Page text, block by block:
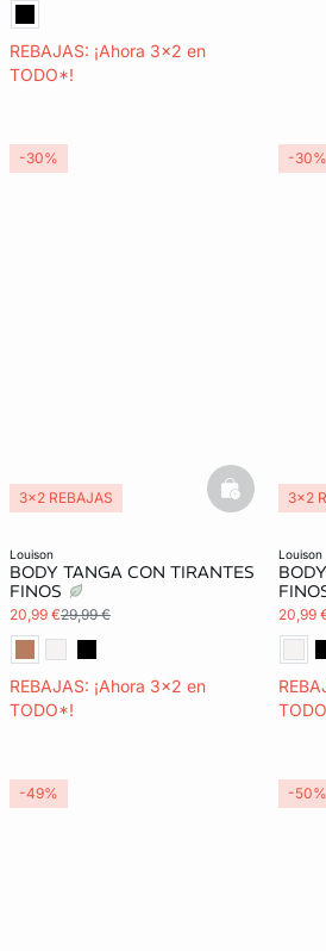
REBAJAS: ¡Ahora 3x2 en
TODO*!
louison
BODY TANGA CON TIRANTES
FINOS
20,99 €29,99 €
REBAJAS: ¡Ahora 3x2 en
TODO*!
3x2 REBAJAS basketfull
-30%
louison
20,99
3x2
-30%
-49% -50%